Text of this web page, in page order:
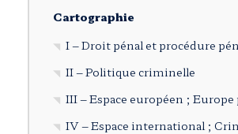
Cartographie
I – Droit pénal et procédure
II – Politique criminelle
III – Espace européen ; Europe
IV – Espace international ;